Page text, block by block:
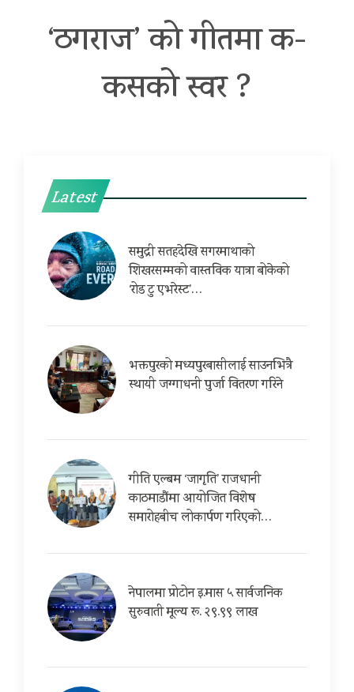
‘ठगराज’ को गीतमा क-
कसको स्वर ?
Latest
समुद्री सतहदेखि सगरमाथाको
शिखरसम्मको वास्तविक यात्रा बोकेको
‘रोड टु एभरेस्ट’…
भक्तपुरको मध्यपुरबासीलाई साउनभित्रै
स्थायी जग्गाधनी पुर्जा वितरण गरिने
गीति एल्बम ‘जागृति’ राजधानी
काठमाडौंमा आयोजित विशेष
समारोहबीच लोकार्पण गरिएको…
नेपालमा प्रोटोन इ.मास ५ सार्वजनिक
सुरुवाती मूल्य रू. २९.९९ लाख